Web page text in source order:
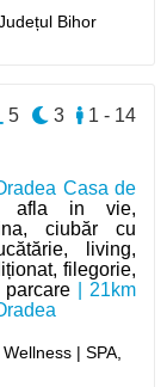
Bihor
Casa de
afla in vie,
ciubăr cu
living,
filegorie,
parcare| 21km
Wellness | SPA,
1 - 14
3
5